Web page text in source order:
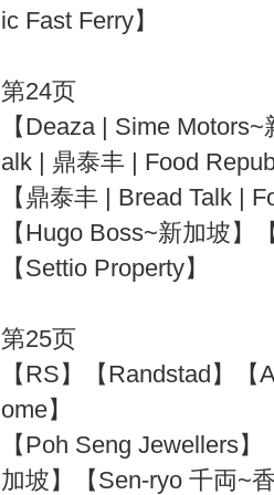
ic Fast Ferry】
第24页
【Deaza | Sime
alk | 鼎泰丰 | Food
【鼎泰丰 | Bread Talk |
【Hugo Boss~新加坡
【Settio Property】
第25页
【RS】【Randstad】
ome】
【Poh Seng Jewellers
加坡】【Sen-ryo 千両~